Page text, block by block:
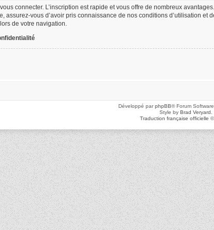
connecter. L’inscription est rapide et vous offre de nombreux
assurez-vous d’avoir pris connaissance de nos conditions d’utilisation
de votre navigation.
Développé parphpBB® Forum
Style by Brad Veryard
Traduction française officielle ©